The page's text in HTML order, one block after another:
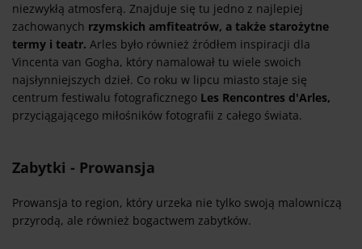
niezwykłą atmosferą. Znajduje się tu jedno z najlepiej
zachowanych rzymskich amfiteatrów, a także starożytne
termy i teatr. Arles było również źródłem inspiracji dla
Vincenta van Gogha, który namalował tu wiele swoich
najsłynniejszych dzieł. Co roku w lipcu miasto staje się
centrum festiwalu fotograficznego Les Rencontres d'Arles,
przyciągającego miłośników fotografii z całego świata.
Zabytki - Prowansja
Prowansja to region, który urzeka nie tylko swoją malowniczą
przyrodą, ale również bogactwem zabytków.